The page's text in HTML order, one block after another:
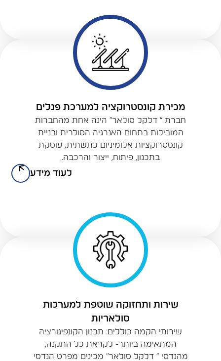
מכירת קונסטרוקציה למערכת פנלים
חברת “ דלקל סולאר” הינה אחת מהחברות
המובילות בתחום האנרגיה הסולרית ובניית
קונסטרוקציות אלומיניום כתשתית, עוסקת
בתכנון, פיתוח, ייצור והרכבה.
לעוד מידע
שירות ותחזוקה שוטפת למערכות
סולאריות
שירותי הקמה כוללים: תכנון הקונפיגורציה
המתאימה ביותר- לקראת כל התקנה,
מהנדסי “ דלקל סולאר” מכינים מפרט הנדסי